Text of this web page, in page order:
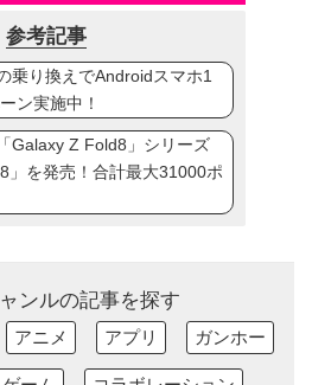
参考記事
乗り換えでAndroidスマホ1
ン実施中！
Galaxy Z Fold8」シリーズ
」を発売！合計最大31000ポ
ンルの記事を探す
アニメ アプリ ガンホー